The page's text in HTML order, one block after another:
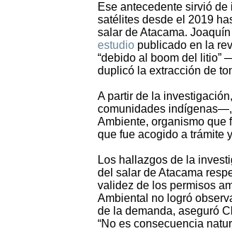
Ese antecedente sirvió
satélites desde el 2019
salar de Atacama.
estudio publicado en la
“debido al boom del litio”
duplicó la extracción de
A partir de la
comunidades
Ambiente, organismo que
que fue acogido a trámite
Los hallazgos de la
del salar de Atacama
validez de los permisos
Ambiental no logró
de la demanda, aseguró
“No es consecuencia